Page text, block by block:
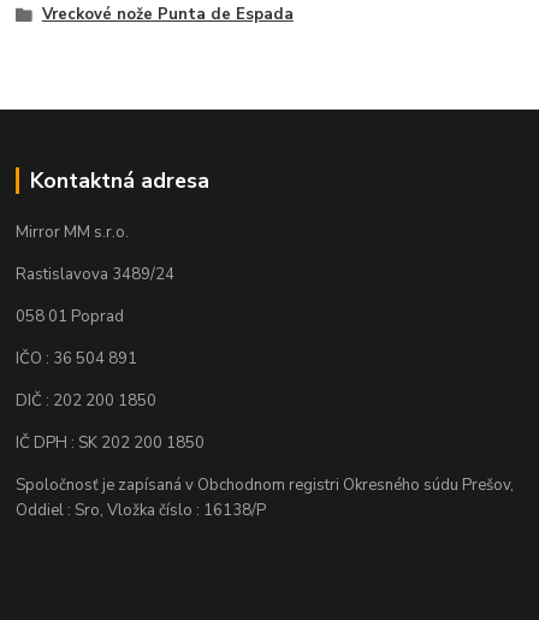
Vreckové nože Punta de Espada
Kontaktná adresa
Mirror MM s.r.o.
Rastislavova 3489/24
058 01 Poprad
IČO : 36 504 891
DIČ : 202 200 1850
IČ DPH : SK 202 200 1850
Spoločnosť je zapísaná v Obchodnom registri Okresného súdu Prešov,
Oddiel : Sro, Vložka číslo : 16138/P